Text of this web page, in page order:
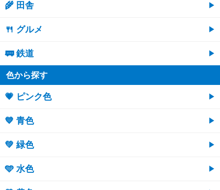
🌾 田舎
🍴 グルメ
🚃 鉄道
色から探す
💗 ピンク色
💙 青色
💚 緑色
🩵 水色